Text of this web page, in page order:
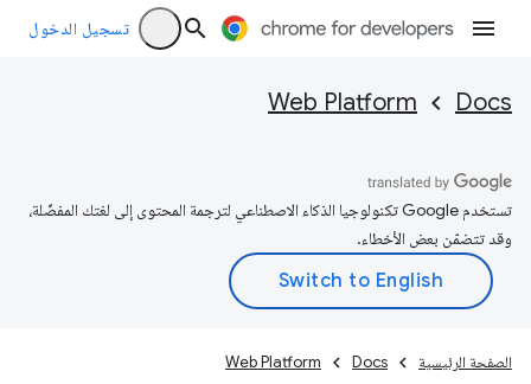
تسجيل الدخول
Docs
Web Platform
تستخدم Google تكنولوجيا الذكاء الاصطناعي لترجمة المحتوى إلى لغتك المفضّلة،
وقد تتضمّن بعض الأخطاء.
الصفحة الرئيسية Docs
Web Platform